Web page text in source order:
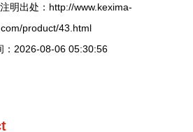
明出处：http://www.kexima-
product/43.html
：2026-08-06 05:30:56